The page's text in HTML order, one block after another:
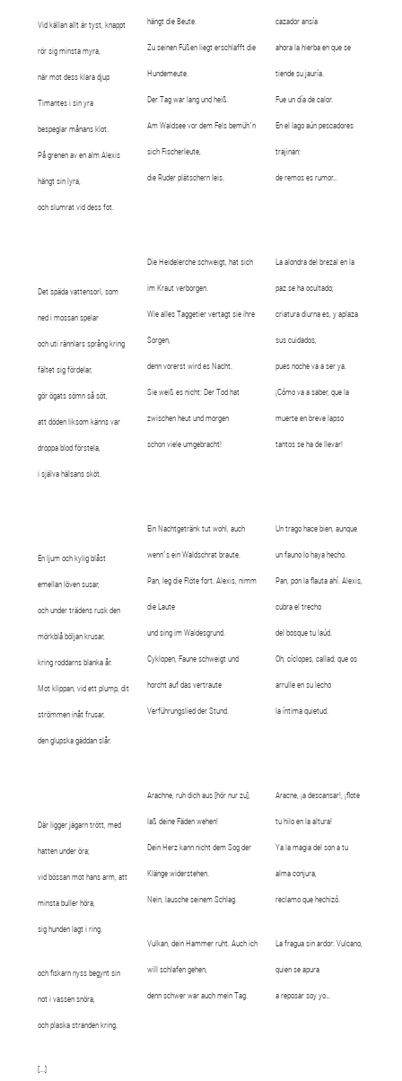
Vid källan allt är tyst, knappt
rör sig minsta myra,
när mot dess klara djup
Timantes i sin yra
bespeglar månans klot.
På grenen av en alm Alexis
hängt sin lyra,
och slumrat vid dess fot.
Det späda vattensorl, som
ned i mossan spelar
och uti rännlars språng kring
fältet sig fördelar,
gör ögats sömn så söt,
att döden liksom känns var
droppa blod förstela,
i själva hälsans sköt.
En ljum och kylig blåst
emellan löven susar,
och under trädens rusk den
mörkblå böljan krusar,
kring roddarns blanka år.
Mot klippan, vid ett plump, dit
strömmen inåt frusar,
den glupska gäddan slår.
Där ligger jägarn trött, med
hatten under öra;
vid bössan mot hans arm, att
minsta buller höra,
sig hunden lagt i ring.
och fiskarn nyss begynt sin
not i vassen snöra,
och plaska stranden kring.
[...]
hängt die Beute.
Zu seinen Füßen liegt erschlafft die
Hundemeute.
Der Tag war lang und heiß.
Am Waldsee vor dem Fels bemüh´n
sich Fischerleute,
die Ruder plätschern leis.
Die Heidelerche schweigt, hat sich
im Kraut verborgen.
Wie alles Taggetier vertagt sie ihre
Sorgen,
denn vorerst wird es Nacht.
Sie weiß es nicht: Der Tod hat
zwischen heut und morgen
schon viele umgebracht!
Ein Nachtgetränk tut wohl, auch
wenn´s ein Waldschrat braute.
Pan, leg die Flöte fort. Alexis, nimm
die Laute
und sing im Waldesgrund.
Cyklopen, Faune schweigt und
horcht auf das vertraute
Verführungslied der Stund.
Arachne, ruh dich aus [hör nur zu],
laß deine Fäden wehen!
Dein Herz kann nicht dem Sog der
Klänge widerstehen.
Nein, lausche seinem Schlag.
Vulkan, dein Hammer ruht. Auch ich
will schlafen gehen,
denn schwer war auch mein Tag.
cazador ansía
ahora la hierba en que se
tiende su jauría.
Fue un día de calor.
En el lago aún pescadores
trajinan:
de remos es rumor…
La alondra del brezal en la
paz se ha ocultado;
criatura diurna es, y aplaza
sus cuidados,
pues noche va a ser ya.
¡Cómo va a saber, que la
muerte en breve lapso
tantos se ha de llevar!
Un trago hace bien, aunque
un fauno lo haya hecho.
Pan, pon la flauta ahí. Alexis,
cubra el trecho
del bosque tu laúd.
Oh, cíclopes, callad; que os
arrulle en su lecho
la íntima quietud.
Aracne, ¡a descansar!, ¡flote
tu hilo en la altura!
Ya la magia del son a tu
alma conjura,
reclamo que hechizó.
La fragua sin ardor: Vulcano,
quien se apura
a reposar soy yo…